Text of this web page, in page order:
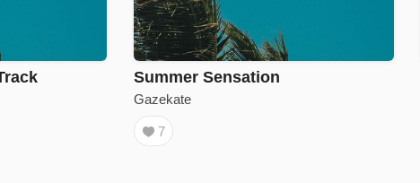
Summer Sensation
Gazekate
7